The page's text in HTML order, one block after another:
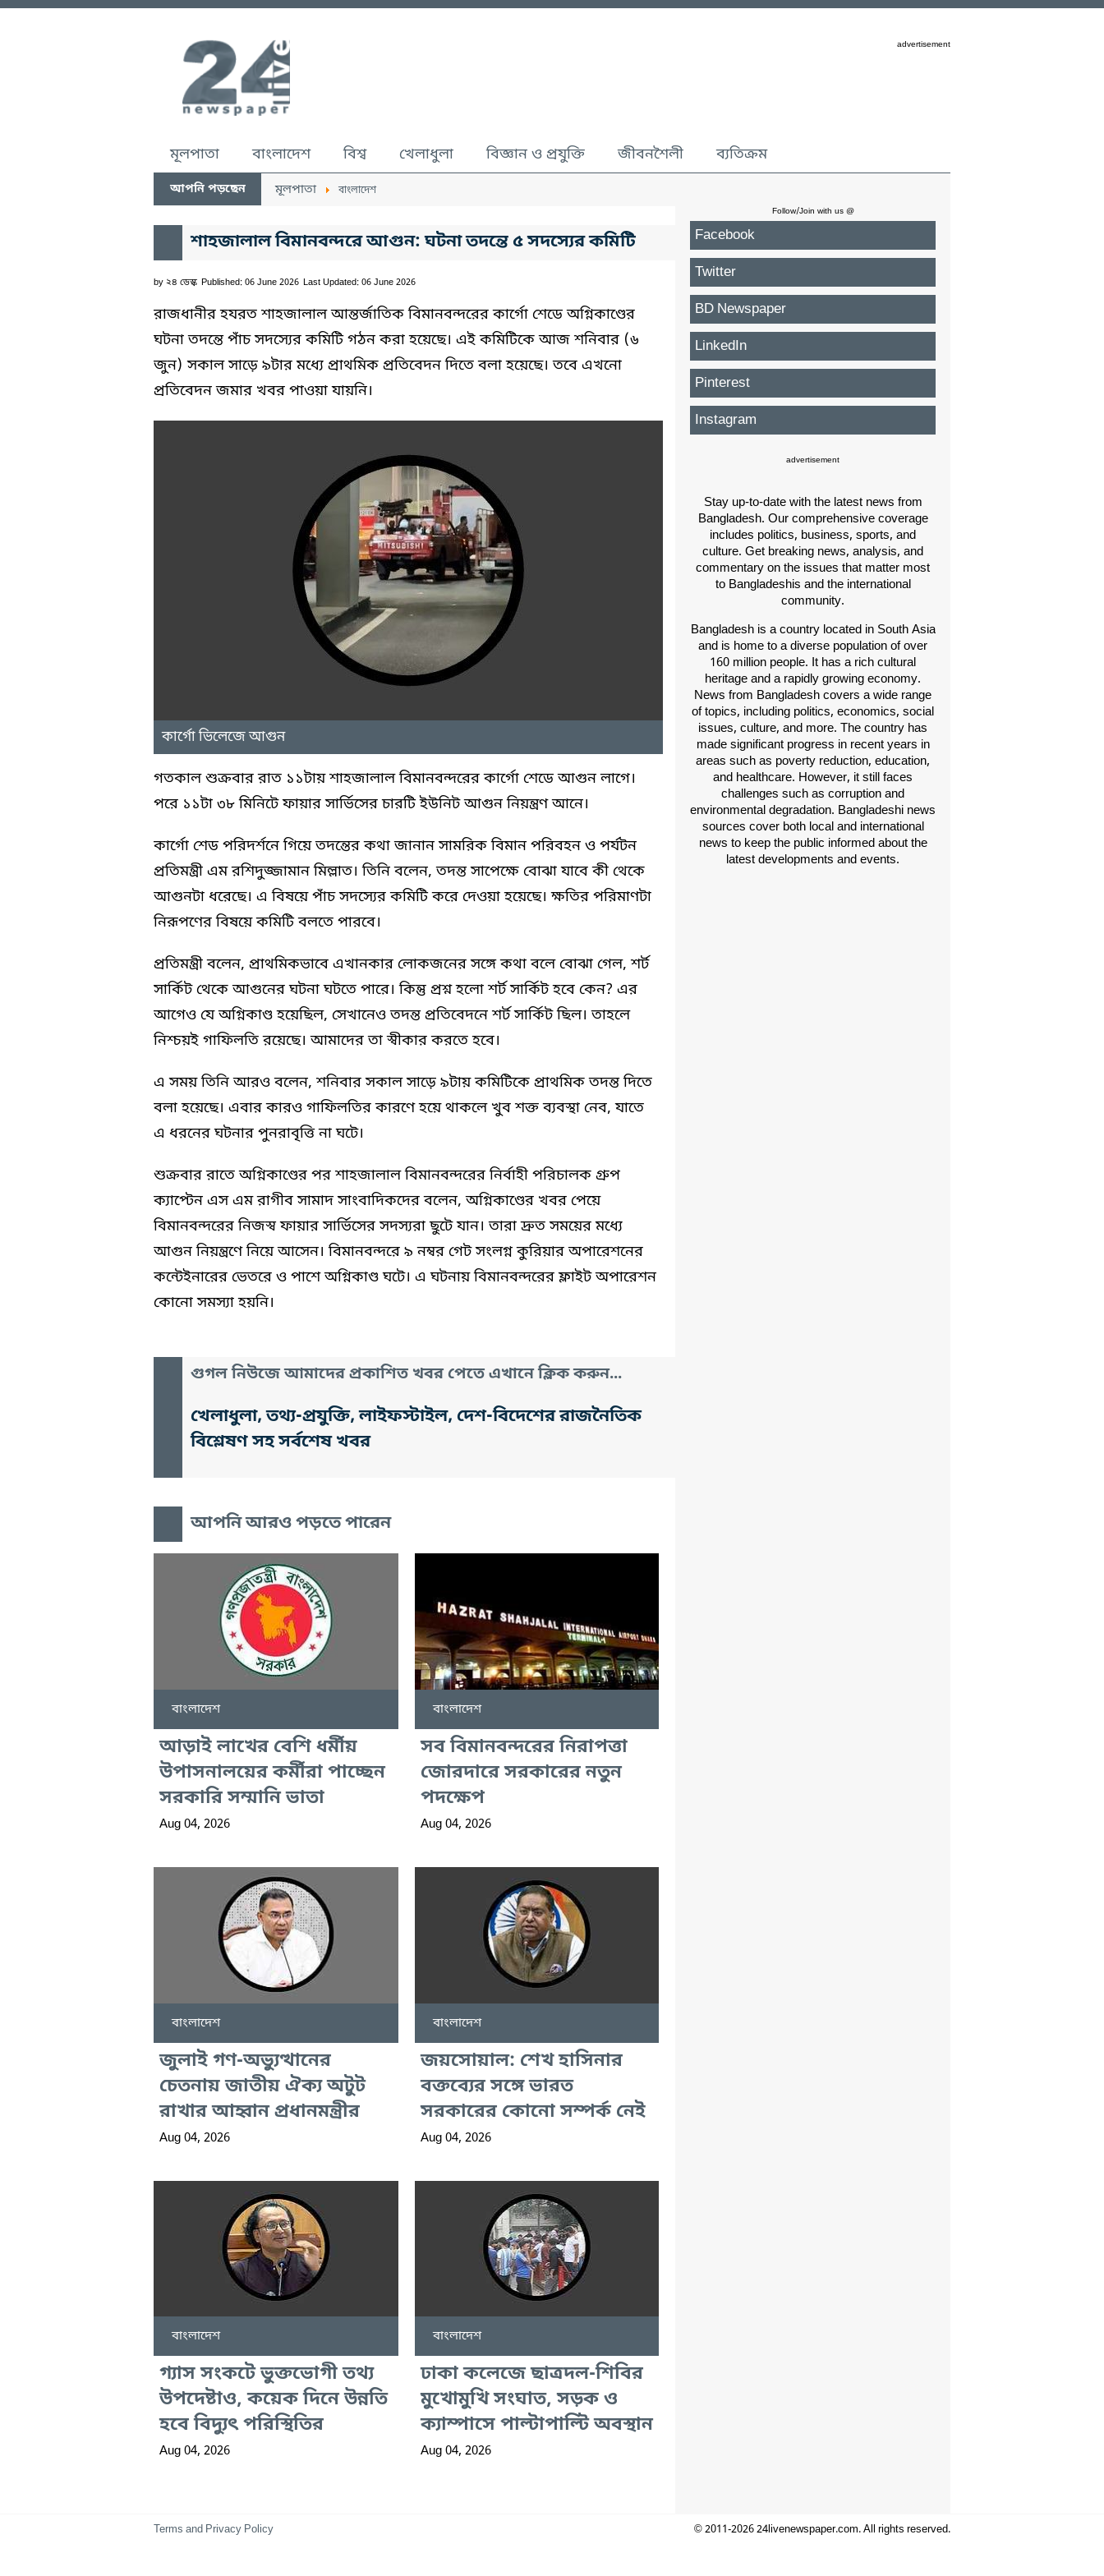
advertisement
মূলপাতা বাংলাদেশ বিশ্ব খেলাধুলা বিজ্ঞান ও প্রযুক্তি জীবনশৈলী ব্যতিক্রম
আপনি পড়ছেন মূলপাতা বাংলাদেশ
শাহজালাল বিমানবন্দরে আগুন: ঘটনা তদন্তে ৫ সদস্যের কমিটি
by ২৪ ডেস্ক Published: 06 June 2026 Last Updated: 06 June 2026
রাজধানীর হযরত শাহজালাল আন্তর্জাতিক বিমানবন্দরের কার্গো শেডে অগ্নিকাণ্ডের
ঘটনা তদন্তে পাঁচ সদস্যের কমিটি গঠন করা হয়েছে। এই কমিটিকে আজ শনিবার (৬
জুন) সকাল সাড়ে ৯টার মধ্যে প্রাথমিক প্রতিবেদন দিতে বলা হয়েছে। তবে এখনো
প্রতিবেদন জমার খবর পাওয়া যায়নি।
কার্গো ভিলেজে আগুন
গতকাল শুক্রবার রাত ১১টায় শাহজালাল বিমানবন্দরের কার্গো শেডে আগুন লাগে।
পরে ১১টা ৩৮ মিনিটে ফায়ার সার্ভিসের চারটি ইউনিট আগুন নিয়ন্ত্রণ আনে।
কার্গো শেড পরিদর্শনে গিয়ে তদন্তের কথা জানান সামরিক বিমান পরিবহন ও পর্যটন
প্রতিমন্ত্রী এম রশিদুজ্জামান মিল্লাত। তিনি বলেন, তদন্ত সাপেক্ষে বোঝা যাবে কী থেকে
আগুনটা ধরেছে। এ বিষয়ে পাঁচ সদস্যের কমিটি করে দেওয়া হয়েছে। ক্ষতির পরিমাণটা
নিরূপণের বিষয়ে কমিটি বলতে পারবে।
প্রতিমন্ত্রী বলেন, প্রাথমিকভাবে এখানকার লোকজনের সঙ্গে কথা বলে বোঝা গেল, শর্ট
সার্কিট থেকে আগুনের ঘটনা ঘটতে পারে। কিন্তু প্রশ্ন হলো শর্ট সার্কিট হবে কেন? এর
আগেও যে অগ্নিকাণ্ড হয়েছিল, সেখানেও তদন্ত প্রতিবেদনে শর্ট সার্কিট ছিল। তাহলে
নিশ্চয়ই গাফিলতি রয়েছে। আমাদের তা স্বীকার করতে হবে।
এ সময় তিনি আরও বলেন, শনিবার সকাল সাড়ে ৯টায় কমিটিকে প্রাথমিক তদন্ত দিতে
বলা হয়েছে। এবার কারও গাফিলতির কারণে হয়ে থাকলে খুব শক্ত ব্যবস্থা নেব, যাতে
এ ধরনের ঘটনার পুনরাবৃত্তি না ঘটে।
শুক্রবার রাতে অগ্নিকাণ্ডের পর শাহজালাল বিমানবন্দরের নির্বাহী পরিচালক গ্রুপ
ক্যাপ্টেন এস এম রাগীব সামাদ সাংবাদিকদের বলেন, অগ্নিকাণ্ডের খবর পেয়ে
বিমানবন্দরের নিজস্ব ফায়ার সার্ভিসের সদস্যরা ছুটে যান। তারা দ্রুত সময়ের মধ্যে
আগুন নিয়ন্ত্রণে নিয়ে আসেন। বিমানবন্দরে ৯ নম্বর গেট সংলগ্ন কুরিয়ার অপারেশনের
কন্টেইনারের ভেতরে ও পাশে অগ্নিকাণ্ড ঘটে। এ ঘটনায় বিমানবন্দরের ফ্লাইট অপারেশন
কোনো সমস্যা হয়নি।
গুগল নিউজে আমাদের প্রকাশিত খবর পেতে এখানে ক্লিক করুন...
খেলাধুলা, তথ্য-প্রযুক্তি, লাইফস্টাইল, দেশ-বিদেশের রাজনৈতিক
বিশ্লেষণ সহ সর্বশেষ খবর
আপনি আরও পড়তে পারেন
বাংলাদেশ
আড়াই লাখের বেশি ধর্মীয়
উপাসনালয়ের কর্মীরা পাচ্ছেন
সরকারি সম্মানি ভাতা
Aug 04, 2026
বাংলাদেশ
সব বিমানবন্দরের নিরাপত্তা
জোরদারে সরকারের নতুন
পদক্ষেপ
Aug 04, 2026
বাংলাদেশ
জুলাই গণ-অভ্যুত্থানের
চেতনায় জাতীয় ঐক্য অটুট
রাখার আহ্বান প্রধানমন্ত্রীর
Aug 04, 2026
বাংলাদেশ
জয়সোয়াল: শেখ হাসিনার
বক্তব্যের সঙ্গে ভারত
সরকারের কোনো সম্পর্ক নেই
Aug 04, 2026
বাংলাদেশ
গ্যাস সংকটে ভুক্তভোগী তথ্য
উপদেষ্টাও, কয়েক দিনে উন্নতি
হবে বিদ্যুৎ পরিস্থিতির
Aug 04, 2026
বাংলাদেশ
ঢাকা কলেজে ছাত্রদল-শিবির
মুখোমুখি সংঘাত, সড়ক ও
ক্যাম্পাসে পাল্টাপাল্টি অবস্থান
Aug 04, 2026
Follow/Join with us @
Facebook
Twitter
BD Newspaper
LinkedIn
Pinterest
Instagram
advertisement
Stay up-to-date with the latest news from
Bangladesh. Our comprehensive coverage
includes politics, business, sports, and
culture. Get breaking news, analysis, and
commentary on the issues that matter most
to Bangladeshis and the international
community.
Bangladesh is a country located in South Asia
and is home to a diverse population of over
160 million people. It has a rich cultural
heritage and a rapidly growing economy.
News from Bangladesh covers a wide range
of topics, including politics, economics, social
issues, culture, and more. The country has
made significant progress in recent years in
areas such as poverty reduction, education,
and healthcare. However, it still faces
challenges such as corruption and
environmental degradation. Bangladeshi news
sources cover both local and international
news to keep the public informed about the
latest developments and events.
Terms and Privacy Policy © 2011-2026 24livenewspaper.com. All rights reserved.